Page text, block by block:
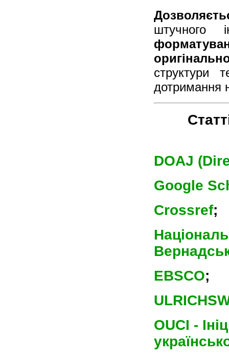
штучного
структури
дотримання
DOAJ
Google
Crossref;
EBSCO;
OUCI -